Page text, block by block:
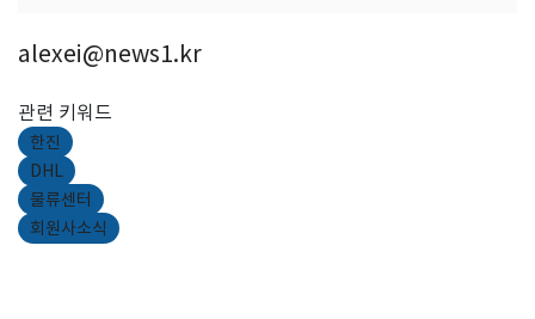
alexei@news1.kr
관련 키워드
한진
DHL
물류센터
회원사소식